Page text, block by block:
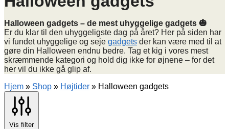
Halloween gadgets – de mest uhyggelige gadgets 🎃
Er du klar til den uhyggeligste dag på året? Her på siden har
vi fundet uhyggelige og seje gadgets der kan være med til at
gøre din Halloween endnu bedre. Tag et kig i vores mest
skræmmende kategori og hold dig ikke for øjnene – for det
her vil du ikke gå glip af.
Hjem » Shop » Højtider » Halloween gadgets
Vis filter